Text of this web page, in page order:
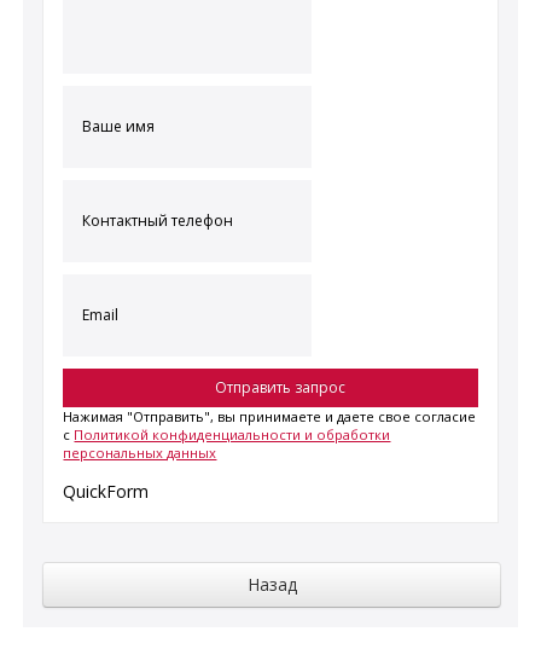
Нажимая "Отправить", вы принимаете и даете свое согласие
с Политикой конфиденциальности и обработки
персональных данных
QuickForm